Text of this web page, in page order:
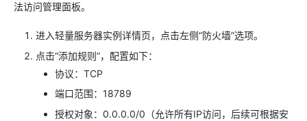
法访问管理面板。
进入轻量服务器实例详情页，点击左侧“防火墙”选项。
点击“添加规则”，配置如下：
协议：TCP
端口范围：18789
授权对象：0.0.0.0/0（允许所有IP访问，后续可根据安